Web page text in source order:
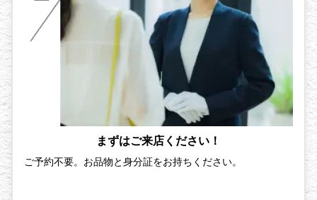
まずはご来店ください！
ご予約不要。お品物と身分証をお持ちください。